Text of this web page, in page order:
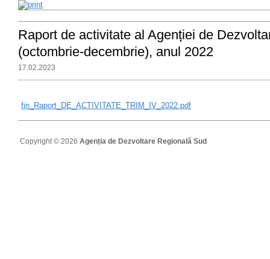
Raport de activitate al Agenției de
(octombrie-decembrie), anul 2022
17.02.2023
fin_Raport_DE_ACTIVITATE_TRIM_IV_2022.pdf
Copyright © 2026 Agenția de Dezvoltare Regională Sud